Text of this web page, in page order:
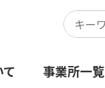
事業所一覧